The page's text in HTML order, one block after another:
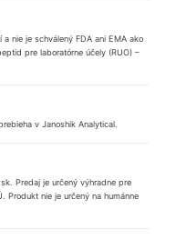
nie je schválený FDA ani EMA ako
pre laboratórne účely (RUO) –
v Janoshik Analytical.
Predaj je určený výhradne pre
Produkt nie je určený na humánne